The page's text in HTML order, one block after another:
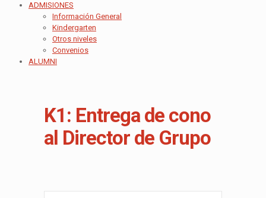
ADMISIONES
Información General
Kindergarten
Otros niveles
Convenios
ALUMNI
K1: Entrega de cono
al Director de Grupo